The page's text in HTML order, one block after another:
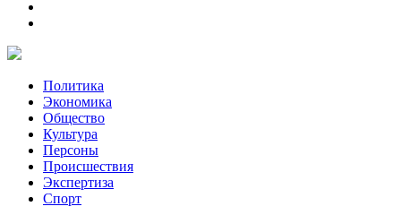
Политика
Экономика
Общество
Культура
Персоны
Происшествия
Экспертиза
Спорт